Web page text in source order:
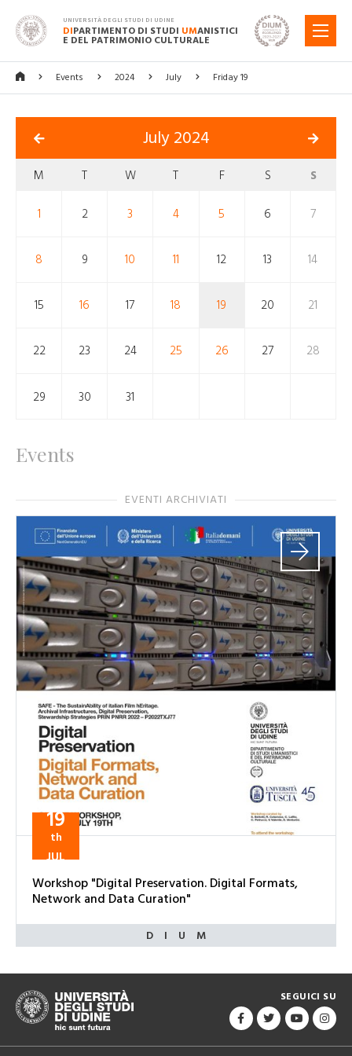
UNIVERSITÀ DEGLI STUDI DI UDINE
DIPARTIMENTO DI STUDI UMANISTICI
E DEL PATRIMONIO CULTURALE
MENU
Events 2024 July Friday 19
July 2024
M T W T F S S
1 2 3 4 5 6 7
8 9 10 11 12 13 14
15 16 17 18 19 20 21
22 23 24 25 26 27 28
29 30 31
Events
EVENTI ARCHIVIATI
19
th
JUL
Workshop "Digital Preservation. Digital Formats,
Network and Data Curation"
SEGUICI SU